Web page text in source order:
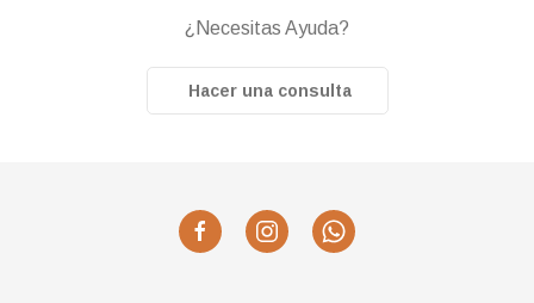
¿Necesitas Ayuda?
Hacer una consulta